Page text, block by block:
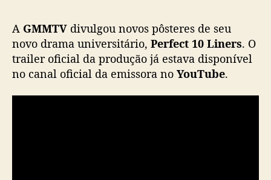
s
”
t
r
A GMMTV divulgou novos pôsteres de seu
novo drama universitário, Perfect 10 Liners. O
trailer oficial da produção já estava disponível
no canal oficial da emissora no YouTube.